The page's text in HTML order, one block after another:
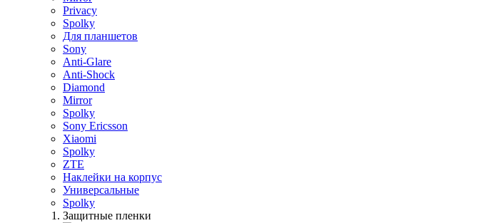
Privacy
Spolky
Для планшетов
Sony
Anti-Glare
Anti-Shock
Diamond
Mirror
Spolky
Sony Ericsson
Xiaomi
Spolky
ZTE
Наклейки на корпус
Универсальные
Spolky
Защитные пленки